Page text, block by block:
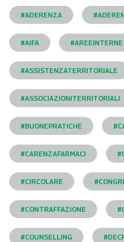
#ADERENZA
#AIFA #AREEINTERNE
#ASSISTENZATERRITORIALE
#ASSOCIAZIONITERRITORIALI
#BUONEPRATICHE
#CARENZAFARMACI
#CIRCOLARE
#CONTRAFFAZIONE
#COUNSELLING